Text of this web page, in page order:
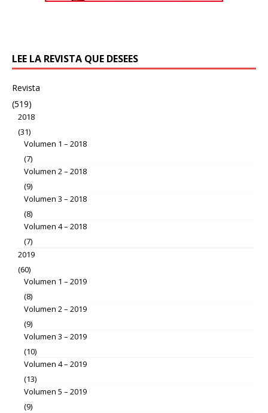
LEE LA REVISTA QUE DESEES
Revista
(519)
2018
(31)
Volumen 1 – 2018
(7)
Volumen 2 – 2018
(9)
Volumen 3 – 2018
(8)
Volumen 4 – 2018
(7)
2019
(60)
Volumen 1 – 2019
(8)
Volumen 2 – 2019
(9)
Volumen 3 – 2019
(10)
Volumen 4 – 2019
(13)
Volumen 5 – 2019
(9)